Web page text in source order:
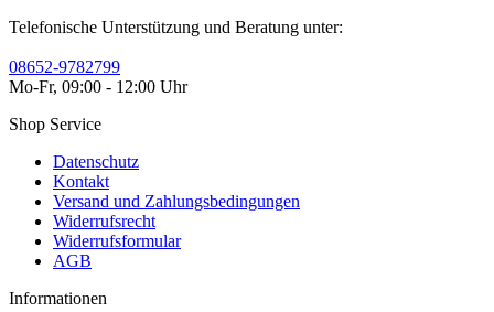
Telefonische Unterstützung und Beratung unter:
08652-9782799
Mo-Fr, 09:00 - 12:00 Uhr
Shop Service
Datenschutz
Kontakt
Versand und Zahlungsbedingungen
Widerrufsrecht
Widerrufsformular
AGB
Informationen